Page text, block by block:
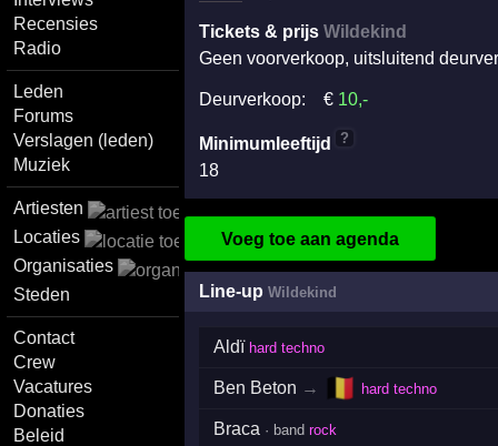
Recensies
Radio
Leden
Forums
Verslagen (leden)
Muziek
Artiesten
Locaties
Organisaties
Steden
Contact
Crew
Vacatures
Donaties
Beleid
Tickets & prijs Wildekind
Geen voorverkoop, uitsluitend
Deurverkoop: € 10,-
Minimumleeftijd ?
18
Voeg toe aan agenda
Line-up Wildekind
Aldï hard techno
Ben Beton → 🇧🇪 hard techno
Braca· band rock